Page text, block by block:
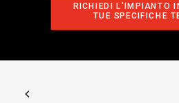
RICHIEDI L'IMPIANTO
TUE SPECIFICHE